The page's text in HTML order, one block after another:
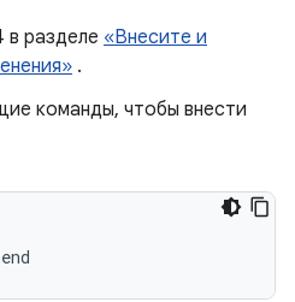
в разделе «Внесите и
.
команды, чтобы внести